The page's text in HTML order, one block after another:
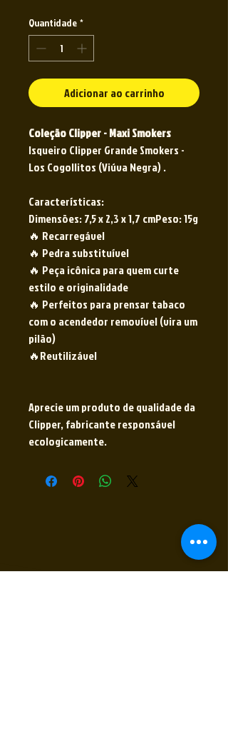
Quantidade *
Adicionar ao carrinho
Coleção Clipper - Maxi Smokers
Isqueiro Clipper Grande Smokers -
Los Cogollitos (Viúva Negra) .
Características:
Dimensões: 7,5 x 2,3 x 1,7 cmPeso: 15g
🔥 Recarregável
🔥 Pedra substituível
🔥 Peça icônica para quem curte
estilo e originalidade
🔥 Perfeitos para prensar tabaco
com o acendedor removível (vira um
pilão)
🔥Reutilizável
Aprecie um produto de qualidade da
Clipper, fabricante responsável
ecologicamente.